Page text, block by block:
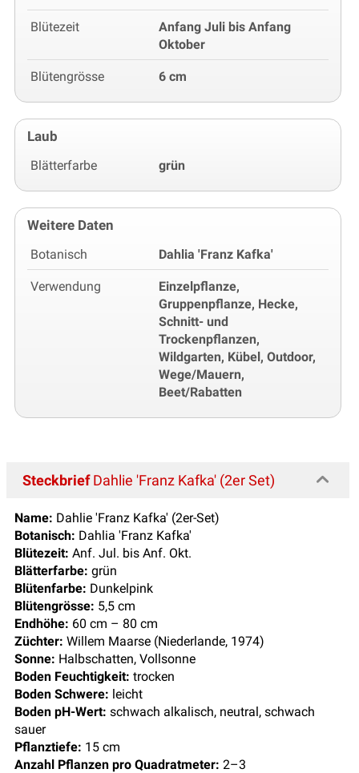
Blütezeit
Anfang Juli bis Anfang
Oktober
Blütengrösse 6 cm
Laub
Blätterfarbe grün
Weitere Daten
Botanisch Dahlia 'Franz Kafka'
Verwendung
Einzelpflanze,
Gruppenpflanze, Hecke,
Schnitt- und
Trockenpflanzen,
Wildgarten, Kübel, Outdoor,
Wege/Mauern,
Beet/Rabatten
SteckbriefDahlie 'Franz Kafka' (2er Set)
Name: Dahlie 'Franz Kafka' (2er-Set)
Botanisch: Dahlia 'Franz Kafka'
Blütezeit: Anf. Jul. bis Anf. Okt.
Blätterfarbe: grün
Blütenfarbe: Dunkelpink
Blütengrösse: 5,5 cm
Endhöhe: 60 cm – 80 cm
Züchter: Willem Maarse (Niederlande, 1974)
Sonne: Halbschatten, Vollsonne
Boden Feuchtigkeit: trocken
Boden Schwere: leicht
Boden pH-Wert: schwach alkalisch, neutral, schwach
sauer
Pflanztiefe: 15 cm
Anzahl Pflanzen pro Quadratmeter: 2–3